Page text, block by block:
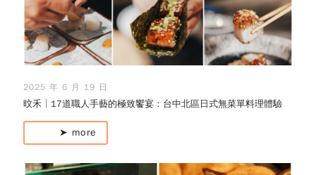
2025 年 6 月 19 日
旼禾│17道職人手藝的極致饗宴：台中北區日式無菜單料理體驗
➤ more